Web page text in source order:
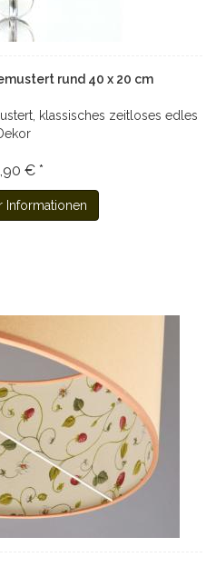
rund 40 x 20 cm
klassisches zeitloses edles
€ *
Informationen